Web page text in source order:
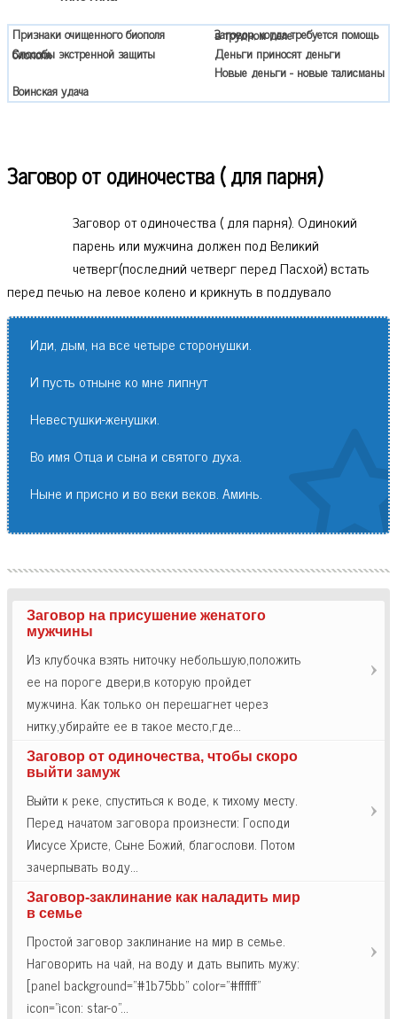
Признаки очищенного биополя
Заговор, когда требуется помощь в трудном деле
Способы экстренной защиты биополя
Деньги приносят деньги
Новые деньги - новые талисманы
Воинская удача
Заговор от одиночества ( для парня)
Заговор от одиночества ( для парня). Одинокий
парень или мужчина должен под Великий
четверг(последний четверг перед Пасхой) встать
перед печью на левое колено и крикнуть в поддувало
Иди, дым, на все четыре сторонушки.
И пусть отныне ко мне липнут
Невестушки-женушки.
Во имя Отца и сына и святого духа.
Ныне и присно и во веки веков. Аминь.
Заговор на присушение женатого
мужчины
Из клубочка взять ниточку небольшую,положить
ее на пороге двери,в которую пройдет
мужчина. Как только он перешагнет через
нитку,убирайте ее в такое место,где…
Заговор от одиночества, чтобы скоро
выйти замуж
Выйти к реке, спуститься к воде, к тихому месту.
Перед начатом заговора произнести: Господи
Иисусе Христе, Сыне Божий, благослови. Потом
зачерпывать воду…
Заговор-заклинание как наладить мир
в семье
Простой заговор заклинание на мир в семье.
Наговорить на чай, на воду и дать выпить мужу:
[panel background="#1b75bb" color="#ffffff"
icon="icon: star-o"…